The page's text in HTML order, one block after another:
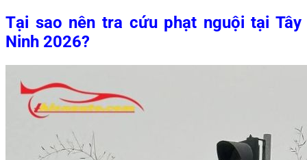
Tại sao nên tra cứu phạt nguội tại Tây
Ninh 2026?